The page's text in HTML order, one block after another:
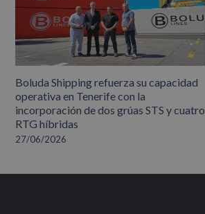
Boluda Shipping refuerza su capacidad
operativa en Tenerife con la
incorporación de dos grúas STS y cuatro
RTG híbridas
27/06/2026